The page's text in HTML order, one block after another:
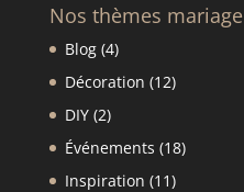
Nos thèmes mariage
Blog(4)
Décoration (12)
DIY(2)
Événements (18)
Inspiration (11)